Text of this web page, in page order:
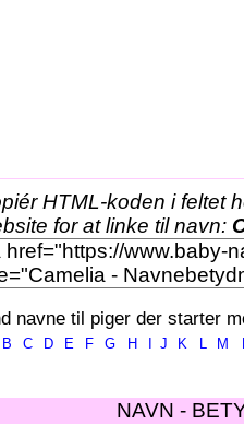
HTML-koden i feltet
for at linke til navn:
navne til piger der starter
B C D E F G H J K L M
NAVN -